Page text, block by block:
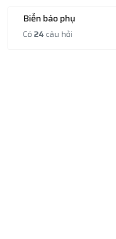
Biển báo phụ
Có 24 câu hỏi